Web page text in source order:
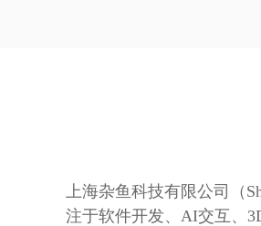
上海杂鱼科技有限公司（
注于软件开发、AI交互、